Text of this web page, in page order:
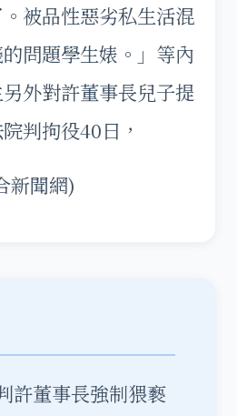
被品性惡劣私生活混
問題學生婊。」等內
外對許董事長兒子提
判拘役40日，
新聞網)
許董事長強制猥褻